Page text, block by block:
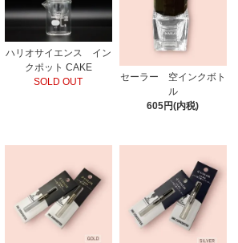
ハリオサイエンス イン
クポット CAKE
SOLD OUT
セーラー 空インクボト
ル
605円(内税)